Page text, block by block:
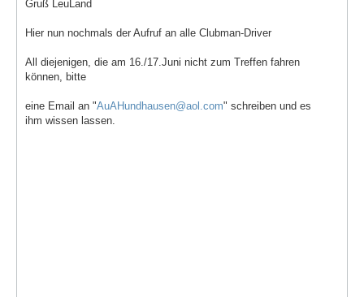
Gruß LeuLand
Hier nun nochmals der Aufruf an alle Clubman-Driver
All diejenigen, die am 16./17.Juni nicht zum Treffen fahren
können, bitte
eine Email an "AuAHundhausen@aol.com" schreiben und es
ihm wissen lassen.